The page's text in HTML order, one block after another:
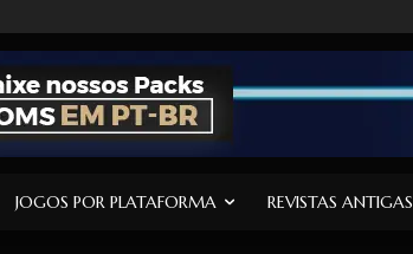
JOGOS POR PLATAFORMA REVISTAS ANTIGAS